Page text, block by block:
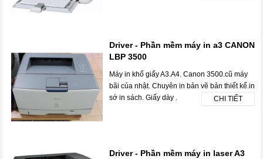
Driver - Phần mềm máy in a3 CANON
LBP 3500
Máy in khổ giấy A3.A4. Canon 3500.cũ máy
bãi của nhật. Chuyên in bản vẽ bản thiết kế.in
sớ in sách. Giấy dày .
CHI TIẾT
Driver - Phần mềm máy in laser A3